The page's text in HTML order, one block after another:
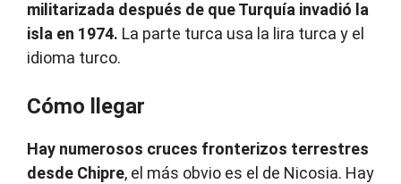
militarizada después de que Turquía invadió la
isla en 1974. La parte turca usa la lira turca y el
idioma turco.
Cómo llegar
Hay numerosos cruces fronterizos terrestres
desde Chipre, el más obvio es el de Nicosia. Hay